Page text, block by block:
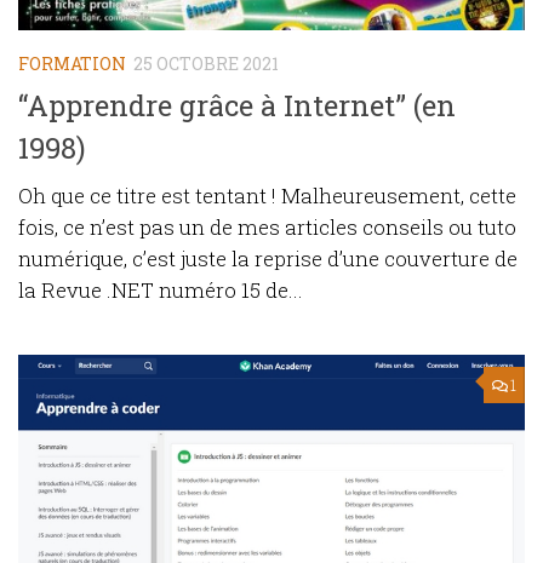
FORMATION 25 OCTOBRE 2021
“Apprendre grâce à Internet” (en
1998)
Oh que ce titre est tentant ! Malheureusement, cette
fois, ce n’est pas un de mes articles conseils ou tuto
numérique, c’est juste la reprise d’une couverture de
la Revue .NET numéro 15 de...
1